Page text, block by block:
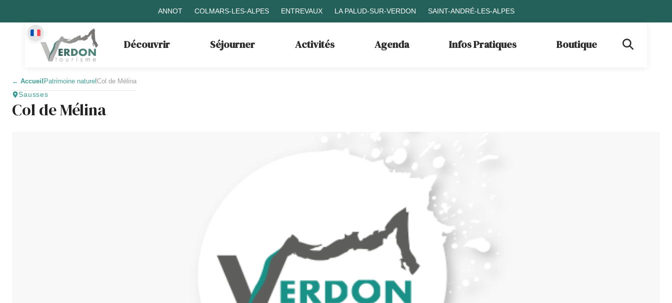
ANNOT COLMARS-LES-ALPES ENTREVAUX LA PALUD-SUR-VERDON SAINT-ANDRÉ-LES-ALPES
Découvrir Séjourner Activités Agenda Infos Pratiques Boutique
← Accueil Patrimoine naturelCol de Mélina
Sausses
Col de Mélina